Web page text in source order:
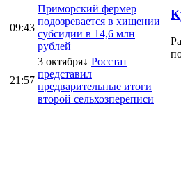
09:43
Приморский фермер
подозревается в хищении
субсидии в 14,6 млн
рублей
21:57
3 октября↓ Росстат
представил
предварительные итоги
второй сельхозпереписи